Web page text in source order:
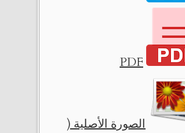
PDF
الصورة الأصلية (